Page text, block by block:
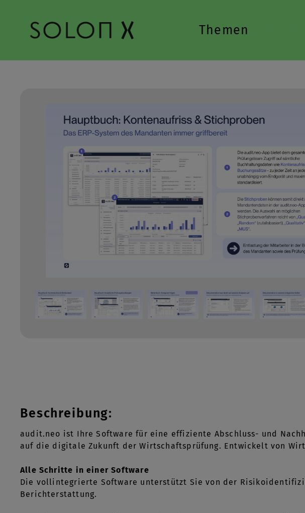
Themen
Beschreibung:
audit.neo ist Ihre Software für eine effiziente Abschluss- und
auf die digitale Zukunft der Wirtschaftsprüfung. Entwickelt von
Alle Schritte in einer Software
Die vollintegrierte Software unterstützt Sie von der
Berichterstattung.